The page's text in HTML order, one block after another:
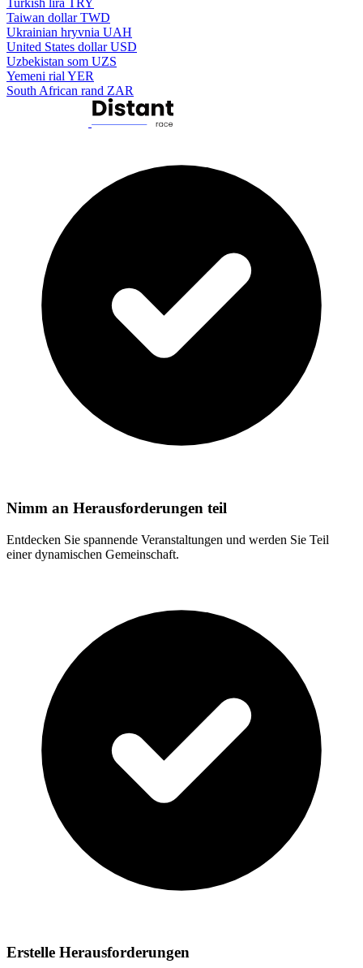
Turkish lira TRY
Taiwan dollar TWD
Ukrainian hryvnia UAH
United States dollar USD
Uzbekistan som UZS
Yemeni rial YER
South African rand ZAR
Nimm an Herausforderungen teil
Entdecken Sie spannende Veranstaltungen und werden Sie Teil
einer dynamischen Gemeinschaft.
Erstelle Herausforderungen